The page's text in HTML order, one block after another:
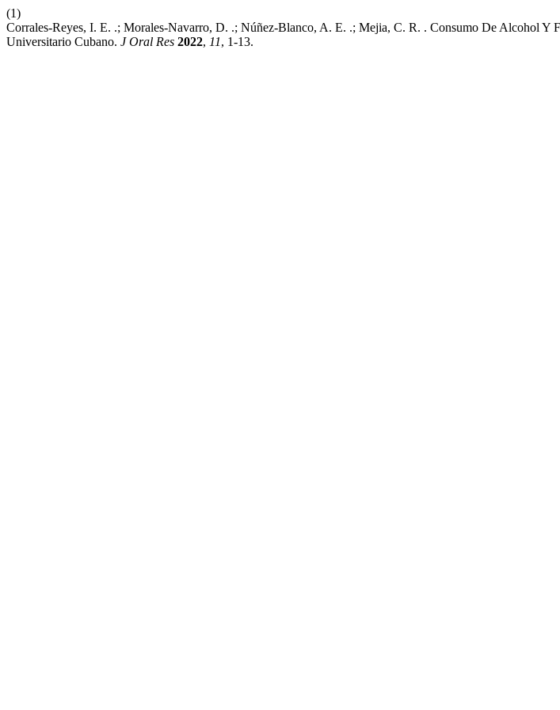
(1)
Corrales-Reyes, I. E. .; Morales-Navarro, D. .; Núñez-Blanco, A. E. .; Mejia, C. R. . Consumo De Alcohol
Universitario Cubano. J Oral Res 2022, 11, 1-13.